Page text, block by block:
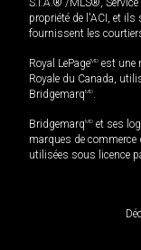
propriété de l'ACI, et
fournissent les
Royal LePageMD est une
Royale du Canada,
BridgemarqMD
BridgemarqMD et ses
marques de commerce
utilisées sous licence